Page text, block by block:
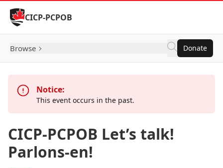
Skip to Content
CICP-PCPOB
Browse Donate
Notice:
This event occurs in the past.
CICP-PCPOB Let’s talk!
Parlons-en!